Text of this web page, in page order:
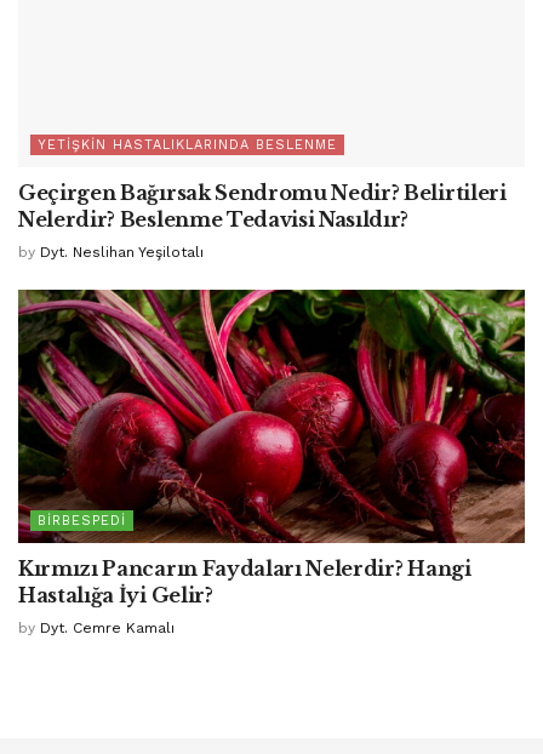
YETIŞKIN HASTALIKLARINDA BESLENME
Geçirgen Bağırsak Sendromu Nedir? Belirtileri
Nelerdir? Beslenme Tedavisi Nasıldır?
by Dyt. Neslihan Yeşilotalı
BIRBESPEDI
Kırmızı Pancarın Faydaları Nelerdir? Hangi
Hastalığa İyi Gelir?
by Dyt. Cemre Kamalı